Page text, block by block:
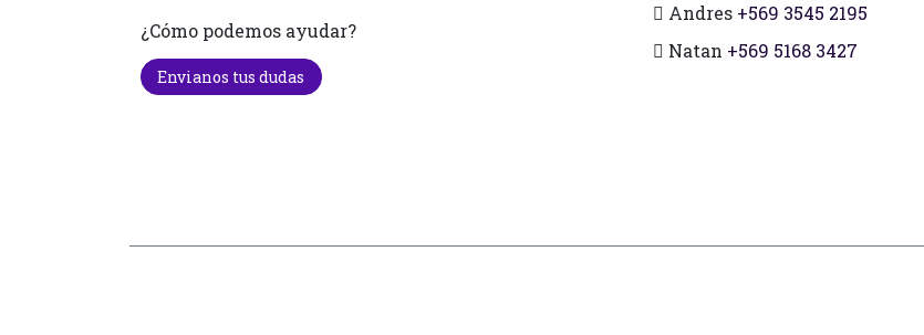
¿Cómo podemos ayudar?
Envianos tus dudas
Andres +569 3545 2195
Natan +569 5168 3427